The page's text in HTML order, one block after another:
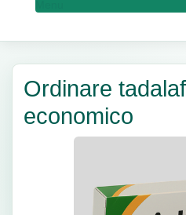
Ordinare
economico